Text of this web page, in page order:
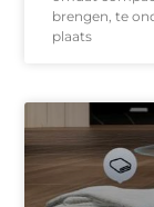
brengen, te
plaats